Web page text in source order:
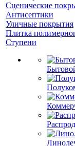
Сценические
Антисептики
Уличные покрытия
Плитка
Ступени